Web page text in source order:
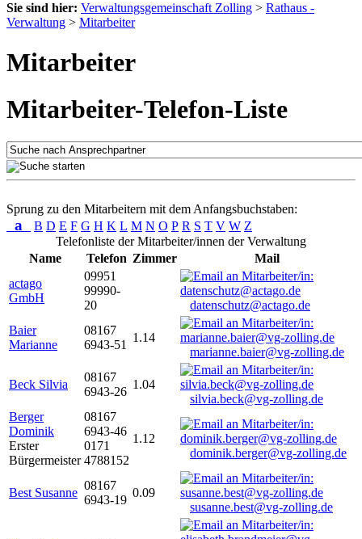
Sie sind hier: Verwaltungsgemeinschaft Zolling > Rathaus -
Verwaltung > Mitarbeiter
Mitarbeiter
Mitarbeiter-Telefon-Liste
Sprung zu den Mitarbeitern mit dem Anfangsbuchstaben:
a B D E F G H K L M N O P R S T V W Z
Telefonliste der Mitarbeiter/innen der Verwaltung
Name
Telefon Zimmer
Mail
actago
GmbH
09951
99990-
20
datenschutz@actago.de
Baier
Marianne
08167
6943-51
1.14
marianne.baier@vg-zolling.de
Beck Silvia
08167
6943-26
1.04
silvia.beck@vg-zolling.de
Berger
Dominik
Erster
Bürgermeister
08167
6943-46
0171
4788152
1.12
dominik.berger@vg-zolling.de
Best Susanne
08167
6943-19
0.09
susanne.best@vg-zolling.de